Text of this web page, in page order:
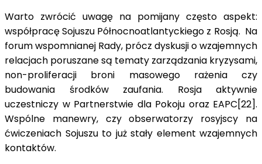
Warto zwrócić uwagę na pomijany często aspekt:
współpracę Sojuszu Północnoatlantyckiego z Rosją. Na
forum wspomnianej Rady, prócz dyskusji o wzajemnych
relacjach poruszane są tematy zarządzania kryzysami,
non-proliferacji broni masowego rażenia czy
budowania środków zaufania. Rosja aktywnie
uczestniczy w Partnerstwie dla Pokoju oraz EAPC[22].
Wspólne manewry, czy obserwatorzy rosyjscy na
ćwiczeniach Sojuszu to już stały element wzajemnych
kontaktów.